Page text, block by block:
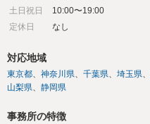
土日祝日
10:00〜19:00
定休日
なし
対応地域
東京都 神奈川県 千葉県 埼玉県
山梨県
静岡県
事務所の特徴